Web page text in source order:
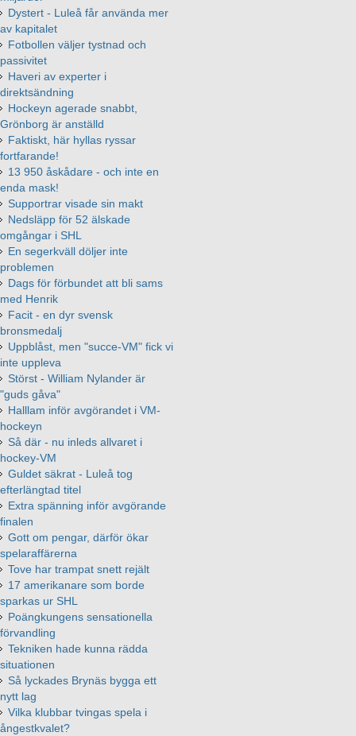
Dystert - Luleå får använda mer
av kapitalet
Fotbollen väljer tystnad och
passivitet
Haveri av experter i
direktsändning
Hockeyn agerade snabbt,
Grönborg är anställd
Faktiskt, här hyllas ryssar
fortfarande!
13 950 åskådare - och inte en
enda mask!
Supportrar visade sin makt
Nedsläpp för 52 älskade
omgångar i SHL
En segerkväll döljer inte
problemen
Dags för förbundet att bli sams
med Henrik
Facit - en dyr svensk
bronsmedalj
Uppblåst, men "succe-VM" fick vi
inte uppleva
Störst - William Nylander är
"guds gåva"
Halllam inför avgörandet i VM-
hockeyn
Så där - nu inleds allvaret i
hockey-VM
Guldet säkrat - Luleå tog
efterlängtad titel
Extra spänning inför avgörande
finalen
Gott om pengar, därför ökar
spelaraffärerna
Tove har trampat snett rejält
17 amerikanare som borde
sparkas ur SHL
Poängkungens sensationella
förvandling
Tekniken hade kunna rädda
situationen
Så lyckades Brynäs bygga ett
nytt lag
Vilka klubbar tvingas spela i
ångestkvalet?